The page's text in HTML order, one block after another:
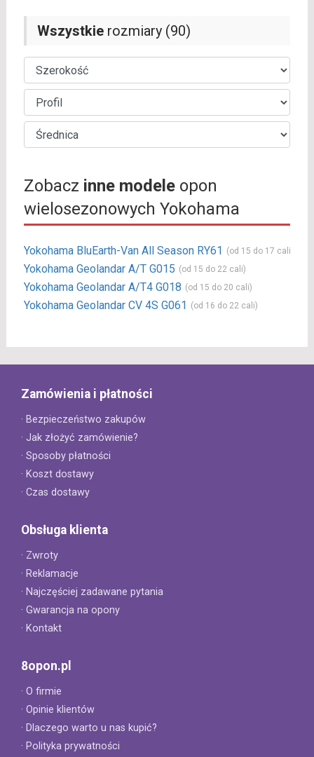
Wszystkierozmiary (90)
Zobacz inne modeleopon
wielosezonowych Yokohama
Yokohama BluEarth-Van All Season RY61 (od 15 do 17 cali)
Yokohama Geolandar A/T G015 (od 15 do 22 cali)
Yokohama Geolandar A/T4 G018 (od 15 do 20 cali)
Yokohama Geolandar CV 4S G061 (od 16 do 22 cali)
Zamówienia i płatności
· Bezpieczeństwo zakupów
· Jak złożyć zamówienie?
· Sposoby płatności
· Koszt dostawy
· Czas dostawy
Obsługa klienta
· Zwroty
· Reklamacje
· Najczęściej zadawane pytania
· Gwarancja na opony
· Kontakt
8opon.pl
· O firmie
· Opinie klientów
· Dlaczego warto u nas kupić?
· Polityka prywatności